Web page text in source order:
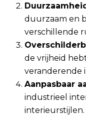
duurzaam en
verschillende
de vrijheid
veranderende
Aanpasbaar
industrieel
interieurstijlen.